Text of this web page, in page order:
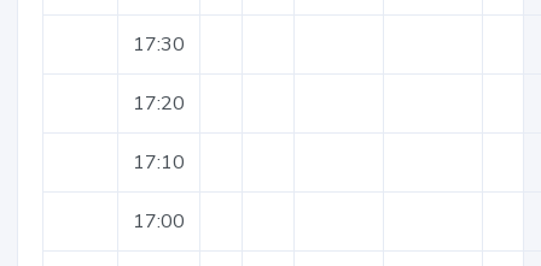
17:30
17:20
17:10
17:00